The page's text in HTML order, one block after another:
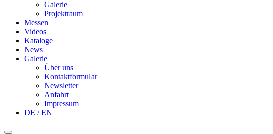
Galerie
Projektraum
Messen
Videos
Kataloge
News
Galerie
Über uns
Kontaktformular
Newsletter
Anfahrt
Impressum
DE / EN